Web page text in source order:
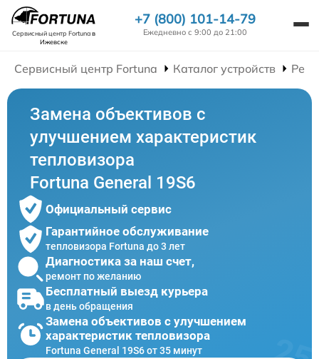
Сервисный центр Fortunaв
Ижевске
+7 (800) 101-14-79
Ежедневно с 9:00 до 21:00
Сервисный центр Fortuna Каталог устройств
Замена объективов с
улучшением характеристик
тепловизора
Fortuna General 19S6
Официальный сервис
Гарантийное обслуживание
тепловизора Fortuna до 3 лет
Диагностика за наш счет,
ремонт по желанию
Бесплатный выезд курьера
в день обращения
Замена объективов с улучшением
характеристик тепловизора
Fortuna General 19S6 от 35 минут